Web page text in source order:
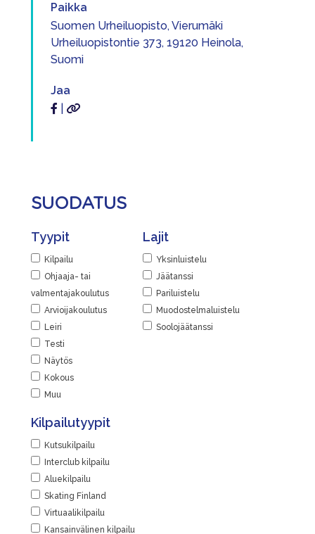
Paikka
Suomen Urheiluopisto, Vierumäki
Urheiluopistontie 373, 19120 Heinola,
Suomi
Jaa
SUODATUS
Tyypit
Kilpailu
Ohjaaja- tai
valmentajakoulutus
Arvioijakoulutus
Leiri
Testi
Näytös
Kokous
Muu
Lajit
Yksinluistelu
Jäätanssi
Pariluistelu
Muodostelmaluistelu
Soolojäätanssi
Kilpailutyypit
Kutsukilpailu
Interclub kilpailu
Aluekilpailu
Skating Finland
Virtuaalikilpailu
Kansainvälinen kilpailu